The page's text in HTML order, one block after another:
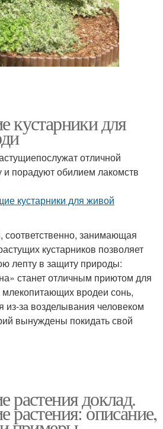
кустарники для
отличной
порадуют обилием лакомств
занимающая
кустарников позволяет
лепту в защиту природы:
станет отличным приютом для
млекопитающих вродеи сонь,
за возделывания человеком
вынуждены покидать свой
растения доклад.
растения: описание,